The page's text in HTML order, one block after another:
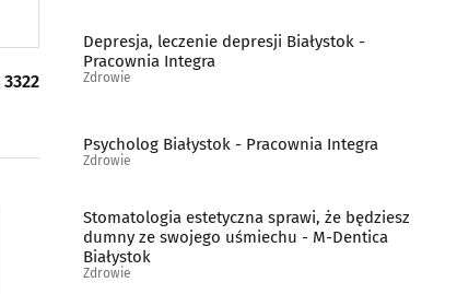
3322
Depresja, leczenie depresji Białystok -
Pracownia Integra
Zdrowie
Psycholog Białystok - Pracownia Integra
Zdrowie
Stomatologia estetyczna sprawi, że będziesz
dumny ze swojego uśmiechu - M-Dentica
Białystok
Zdrowie